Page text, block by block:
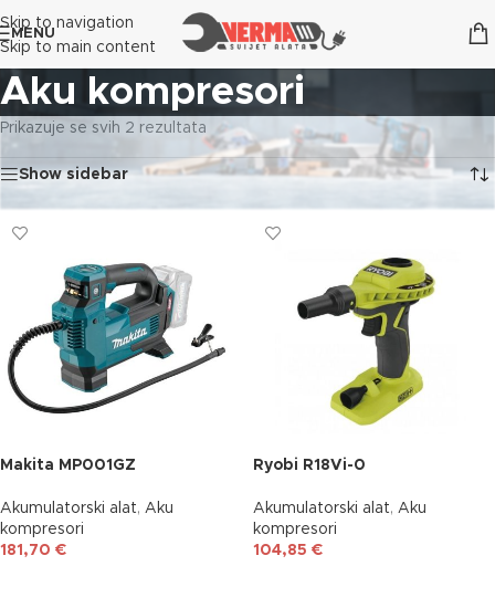
Skip to navigation
Skip to main content
MENU
Aku kompresori
Prikazuje se svih 2 rezultata
Show sidebar
Makita MP001GZ
Akumulatorski alat, Aku
kompresori
181,70 €
Ryobi R18Vi-0
Akumulatorski alat, Aku
kompresori
104,85 €